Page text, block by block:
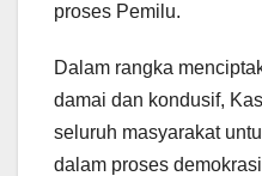
proses Pemilu.
Dalam rangka
damai dan kondusif,
seluruh masyarakat
dalam proses